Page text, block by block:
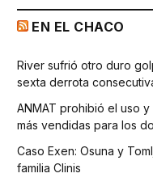
EN EL CHACO
River sufrió otro duro
sexta derrota
ANMAT prohibió el uso
más vendidas para los
Caso Exen: Osuna y
familia Clinis